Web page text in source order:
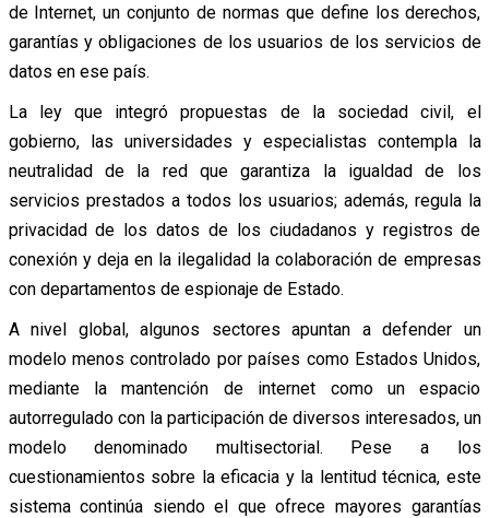
de Internet, un conjunto de normas que define los derechos,
garantías y obligaciones de los usuarios de los servicios de
datos en ese país.
La ley que integró propuestas de la sociedad civil, el
gobierno, las universidades y especialistas contempla la
neutralidad de la red que garantiza la igualdad de los
servicios prestados a todos los usuarios; además, regula la
privacidad de los datos de los ciudadanos y registros de
conexión y deja en la ilegalidad la colaboración de empresas
con departamentos de espionaje de Estado.
A nivel global, algunos sectores apuntan a defender un
modelo menos controlado por países como Estados Unidos,
mediante la mantención de internet como un espacio
autorregulado con la participación de diversos interesados, un
modelo denominado multisectorial. Pese a los
cuestionamientos sobre la eficacia y la lentitud técnica, este
sistema continúa siendo el que ofrece mayores garantías